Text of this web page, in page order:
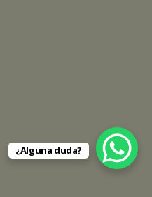
¿Alguna duda?